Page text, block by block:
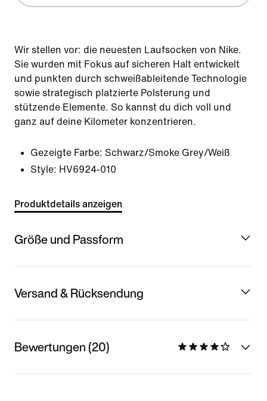
Wir stellen vor: die neuesten Laufsocken von Nike.
Sie wurden mit Fokus auf sicheren Halt entwickelt
und punkten durch schweißableitende Technologie
sowie strategisch platzierte Polsterung und
stützende Elemente. So kannst du dich voll und
ganz auf deine Kilometer konzentrieren.
Gezeigte Farbe: Schwarz/Smoke Grey/Weiß
Style: HV6924-010
Produktdetails anzeigen
Größe und Passform
Versand & Rücksendung
Bewertungen (20)